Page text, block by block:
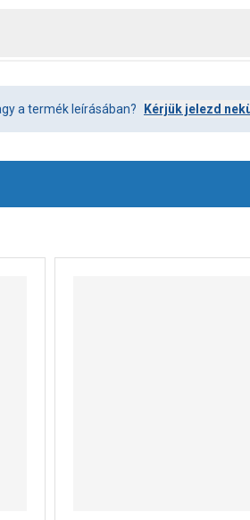
a termék leírásában? Kérjük jelezd